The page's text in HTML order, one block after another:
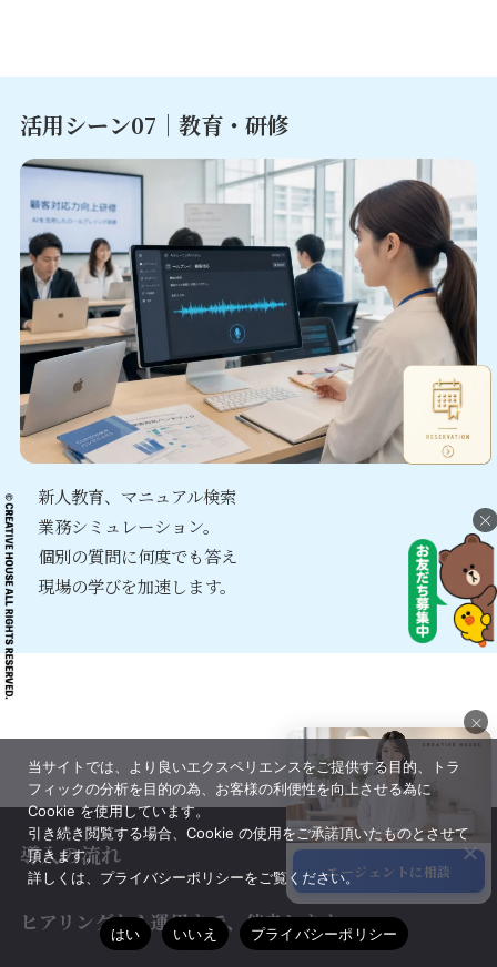
活用シーン07｜ 教育・研修
新人教育、マニュアル検索
業務シミュレーション。
個別の質問に何度でも答え
現場の学びを加速します。
導入の流れ
ヒアリングから運用まで、伴走します。
×
エージェントに相談
×
当サイトでは、より良いエクスペリエンスをご提供する目的、トラ
フィックの分析を目的の為、お客様の利便性を向上させる為に
Cookie を使用しています。
引き続き閲覧する場合、Cookie の使用をご承諾頂いたものとさせて
頂きます。
詳しくは、プライバシーポリシーをご覧ください。
はい いいえ プライバシーポリシー